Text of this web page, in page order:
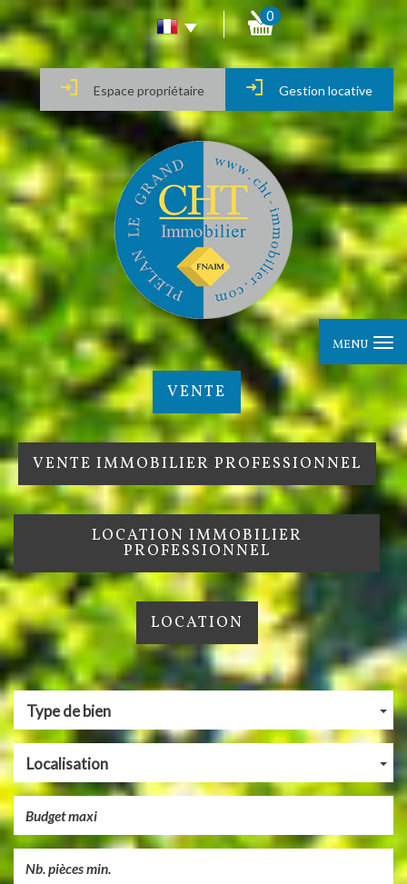
0
Gestion locative
Espace propriétaire
MENU
VENTE
VENTE IMMOBILIER PROFESSIONNEL
LOCATION IMMOBILIER
PROFESSIONNEL
LOCATION
Type de bien
Localisation